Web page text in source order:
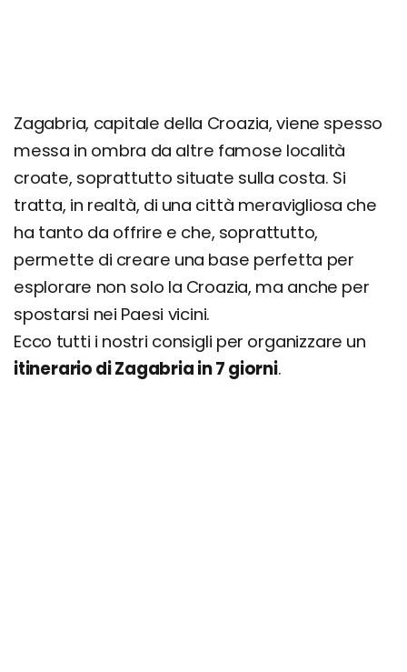
Giorno 6
Escursione al Castello di Trakoscan
Escursione a Varazdin
Giorno 7
Escursione a Fiume
Quanto costa una settimana a Zagabria
Zagabria, capitale della Croazia, viene spesso
messa in ombra da altre famose località
croate, soprattutto situate sulla costa. Si
tratta, in realtà, di una città meravigliosa che
ha tanto da offrire e che, soprattutto,
permette di creare una base perfetta per
esplorare non solo la Croazia, ma anche per
spostarsi nei Paesi vicini.
Ecco tutti i nostri consigli per organizzare un
itinerario di Zagabria in 7 giorni.